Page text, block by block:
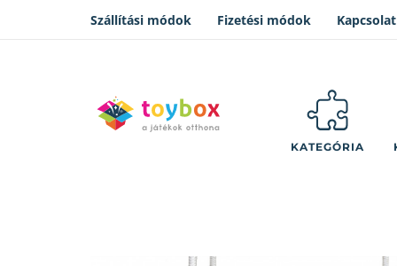
Szállítási módok Fizetési módok Kapcsolat
KATEGÓRIA